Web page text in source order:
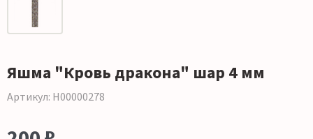
Яшма "Кровь дракона" шар 4 мм
Артикул: Н00000278